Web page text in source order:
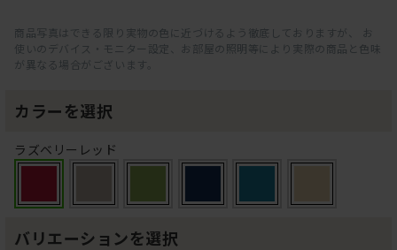
商品写真はできる限り実物の色に近づけるよう徹底しておりますが、 お
使いのデバイス・モニター設定、お部屋の照明等により実際の商品と色味
が異なる場合がございます。
カラーを選択
ラズベリーレッド
バリエーションを選択